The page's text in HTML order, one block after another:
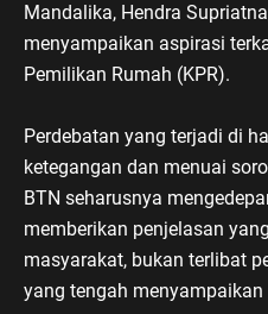
Mandalika, Hendra
menyampaikan aspirasi
Pemilikan Rumah (KPR).
Perdebatan yang terjadi di
ketegangan dan menuai
BTN seharusnya
memberikan penjelasan
masyarakat, bukan terlibat
yang tengah menyampaikan